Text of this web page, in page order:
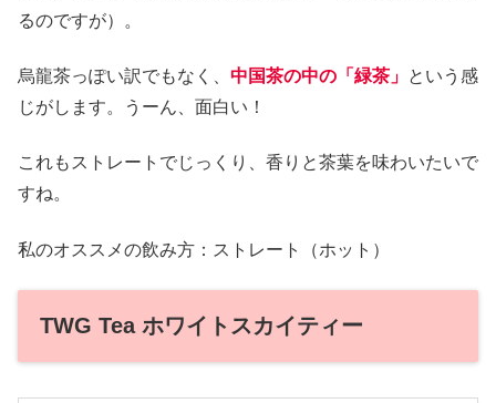
るのですが）。
烏龍茶っぽい訳でもなく、 中国茶の中の「緑茶」 という感
じがします。うーん、面白い！
これもストレートでじっくり、香りと茶葉を味わいたいで
すね。
私のオススメの飲み方：ストレート（ホット）
TWG Tea ホワイトスカイティー